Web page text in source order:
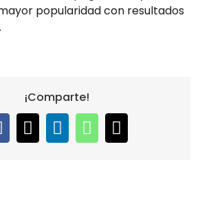
popularidad con resultados
¡Comparte!
X LinkedIn
WhatsApp
Email